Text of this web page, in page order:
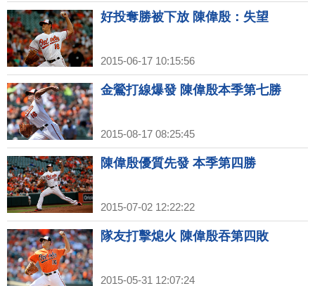
好投奪勝被下放 陳偉殷：失望
2015-06-17 10:15:56
金鶯打線爆發 陳偉殷本季第七勝
2015-08-17 08:25:45
陳偉殷優質先發 本季第四勝
2015-07-02 12:22:22
隊友打擊熄火 陳偉殷吞第四敗
2015-05-31 12:07:24